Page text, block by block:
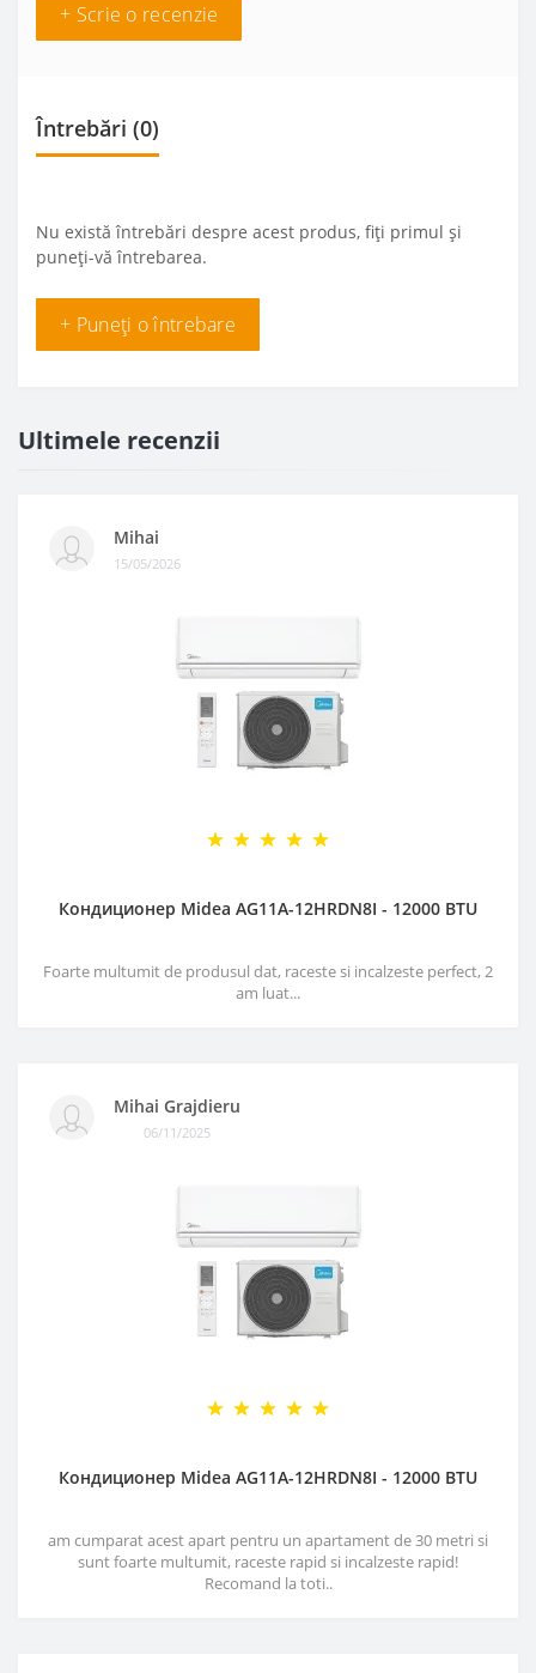
+ Scrie o recenzie
Întrebări (0)
Nu există întrebări despre acest produs, fiți primul și
puneți-vă întrebarea.
+ Puneți o întrebare
Ultimele recenzii
Mihai
15/05/2026
Кондиционер Midea AG11A-12HRDN8I - 12000 BTU
Foarte multumit de produsul dat, raceste si incalzeste perfect, 2
am luat...
Mihai Grajdieru
06/11/2025
Кондиционер Midea AG11A-12HRDN8I - 12000 BTU
am cumparat acest apart pentru un apartament de 30 metri si
sunt foarte multumit, raceste rapid si incalzeste rapid!
Recomand la toti..